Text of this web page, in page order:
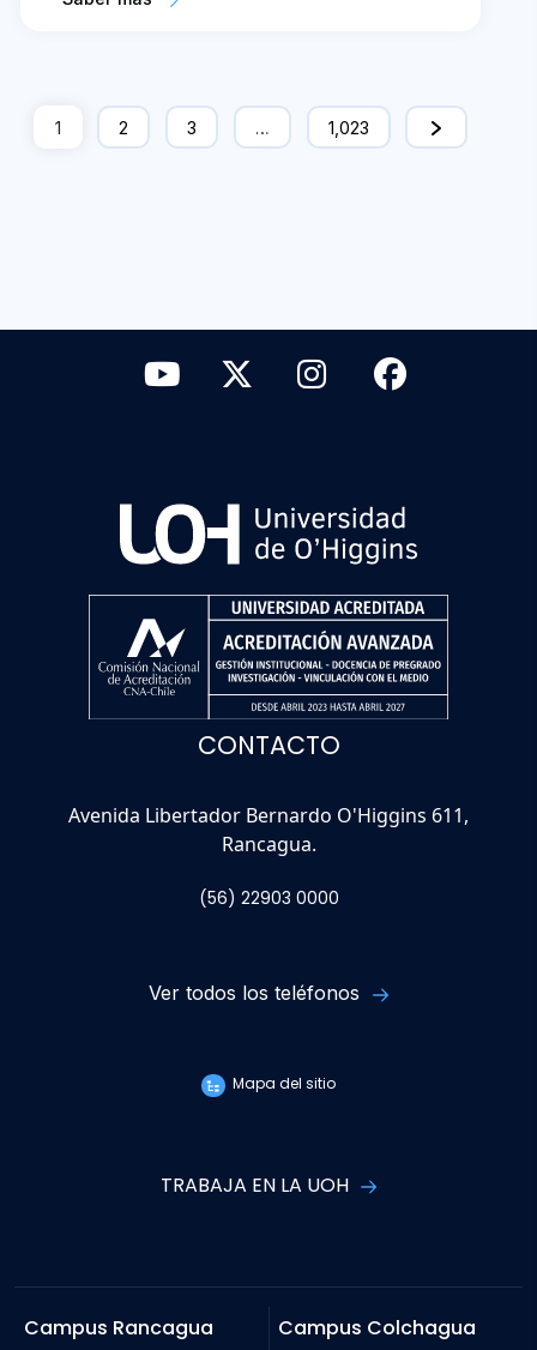
1 2 3 … 1,023
CONTACTO
Avenida Libertador Bernardo O'Higgins 611,
Rancagua.
(56) 22903 0000
Ver todos los teléfonos
Mapa del sitio
TRABAJA EN LA UOH
Campus Rancagua
Campus Colchagua